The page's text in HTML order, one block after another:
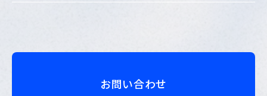
お問い合わせ